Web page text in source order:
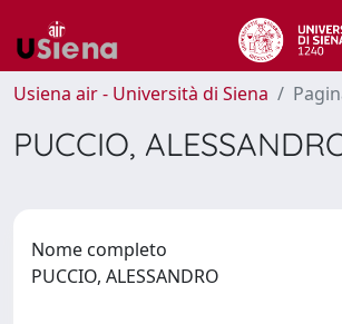
Usiena air - Università di Siena
PUCCIO,
Nome completo
PUCCIO, ALESSANDRO